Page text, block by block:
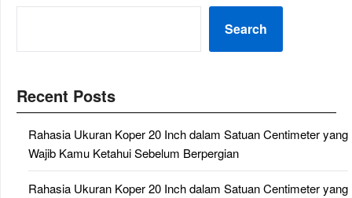
Search
Recent Posts
Rahasia Ukuran Koper 20 Inch dalam Satuan Centimeter yang
Wajib Kamu Ketahui Sebelum Berpergian
Rahasia Ukuran Koper 20 Inch dalam Satuan Centimeter yang